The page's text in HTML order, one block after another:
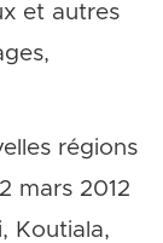
et autres
régions
mars 2012
Koutiala,